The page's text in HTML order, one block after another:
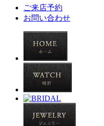
ご来店予約
お問い合わせ